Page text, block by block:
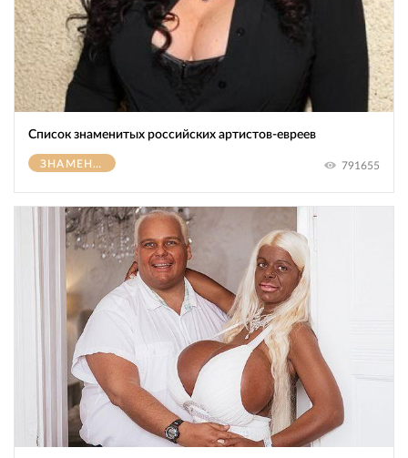
Список знаменитых российских артистов-евреев
ЗНАМЕНИТОСТИ 791655